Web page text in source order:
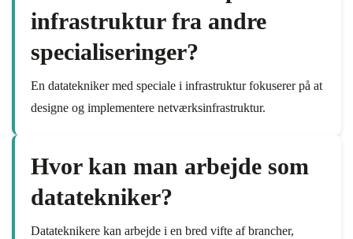
infrastruktur fra andre
specialiseringer?
En datatekniker med speciale i infrastruktur fokuserer på at
designe og implementere netværksinfrastruktur.
Hvor kan man arbejde som
datatekniker?
Datateknikere kan arbejde i en bred vifte af brancher,